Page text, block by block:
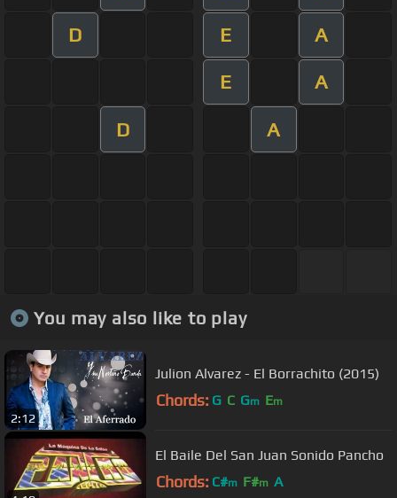
D E A
E A
D A
You may also like to play
2:12
Julion Alvarez - El Borrachito (2015)
Chords: G C Gm Em
El Baile Del San Juan Sonido Pancho
Chords: C#m F#m A